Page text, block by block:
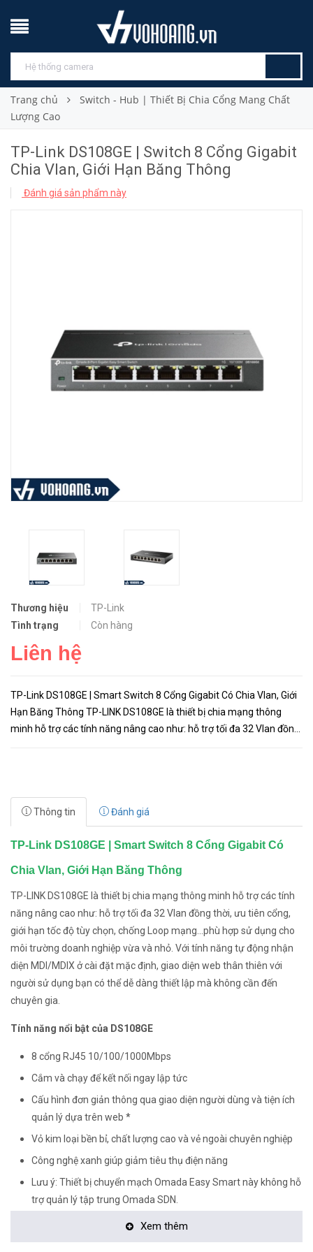
Trang chủ
Switch - Hub | Thiết Bị Chia Cổng Mang Chất
Lượng Cao
TP-Link DS108GE | Switch 8 Cổng Gigabit
Chia Vlan, Giới Hạn Băng Thông
Đánh giá sản phẩm này
Thương hiệu
TP-Link
Tình trạng
Còn hàng
Liên hệ
TP-Link DS108GE | Smart Switch 8 Cổng Gigabit Có Chia Vlan, Giới
Hạn Băng Thông TP-LINK DS108GE là thiết bị chia mạng thông
minh hỗ trợ các tính năng nâng cao như: hỗ trợ tối đa 32 Vlan đồng
Thông tin Đánh giá
TP-Link DS108GE | Smart Switch 8 Cổng Gigabit Có
Chia Vlan, Giới Hạn Băng Thông
TP-LINK DS108GE là thiết bị chia mạng thông minh hỗ trợ các tính
năng nâng cao như: hỗ trợ tối đa 32 Vlan đồng thời, ưu tiên cổng,
giới hạn tốc độ tùy chọn, chống Loop mạng...phù hợp sử dụng cho
môi trường doanh nghiệp vừa và nhỏ. Với tính năng tự động nhận
diện MDI/MDIX ở cài đặt mặc định, giao diện web thân thiên với
người sử dụng bạn có thể dễ dàng thiết lập mà không cần đến
chuyên gia.
Tính năng nổi bật của DS108GE
8 cổng RJ45 10/100/1000Mbps
Cắm và chạy để kết nối ngay lập tức
Cấu hình đơn giản thông qua giao diện người dùng và tiện ích
quản lý dựa trên web *
Vỏ kim loại bền bỉ, chất lượng cao và vẻ ngoài chuyên nghiệp
Công nghệ xanh giúp giảm tiêu thụ điện năng
Lưu ý: Thiết bị chuyển mạch Omada Easy Smart này không hỗ
trợ quản lý tập trung Omada SDN.
Xem thêm